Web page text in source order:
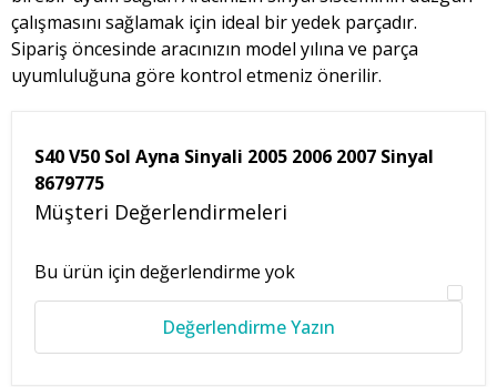
çalışmasını sağlamak için ideal bir yedek parçadır.
Sipariş öncesinde aracınızın model yılına ve parça
uyumluluğuna göre kontrol etmeniz önerilir.
S40 V50 Sol Ayna Sinyali 2005 2006 2007 Sinyal
8679775
Müşteri Değerlendirmeleri
Bu ürün için değerlendirme yok
Değerlendirme Yazın